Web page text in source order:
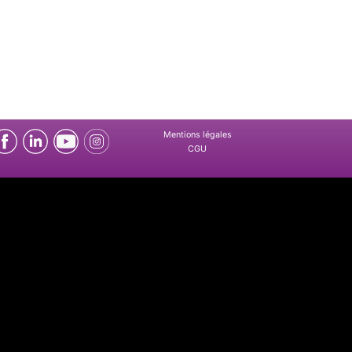
Mentions légales
CGU